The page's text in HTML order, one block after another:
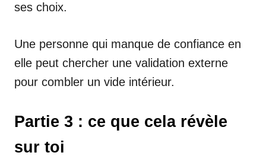
ses choix.
Une personne qui manque de confiance en
elle peut chercher une validation externe
pour combler un vide intérieur.
Partie 3 : ce que cela révèle
sur toi